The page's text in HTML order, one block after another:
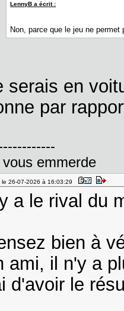
LennyB a écrit :
Non, parce que le jeu ne
serais en
par
emmerde
le 26-07-2026 à 16:03:29
a le rival du
bien à
ami, il n'y a
d'avoir le